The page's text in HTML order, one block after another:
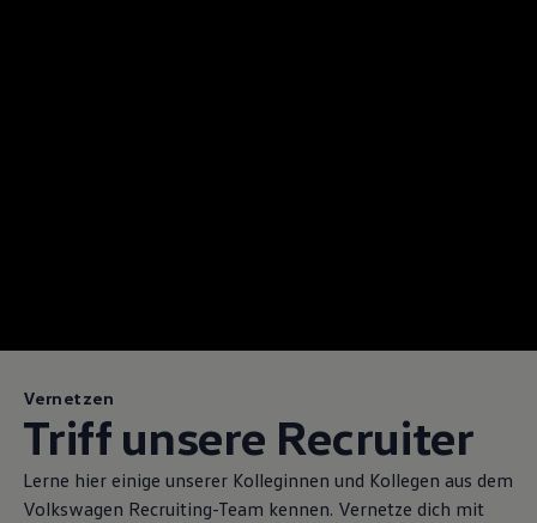
Vernetzen
Triff unsere Recruiter
Lerne hier einige unserer Kolleginnen und Kollegen aus dem
Volkswagen Recruiting-Team kennen. Vernetze dich mit